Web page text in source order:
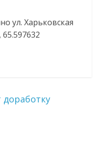
ул. Харьковская